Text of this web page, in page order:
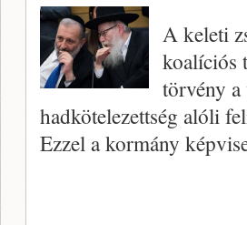
A keleti
koalíciós
törvény
hadkötelezettség alóli
Ezzel a kormány